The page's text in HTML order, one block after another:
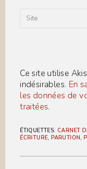
l’URL
Ce site utilise
indésirables. En
les données de
traitées.
ÉTIQUETTES:CARNET
ÉCRITURE, PARUTION,